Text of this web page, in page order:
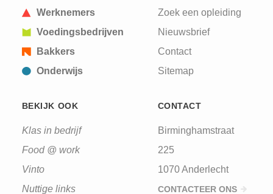
Werknemers
Voedingsbedrijven
Bakkers
Onderwijs
Zoek een opleiding
Nieuwsbrief
Contact
Sitemap
BEKIJK OOK
Klas in bedrijf
Food @ work
Vinto
Nuttige links
CONTACT
Birminghamstraat
225
1070 Anderlecht
CONTACTEER ONS